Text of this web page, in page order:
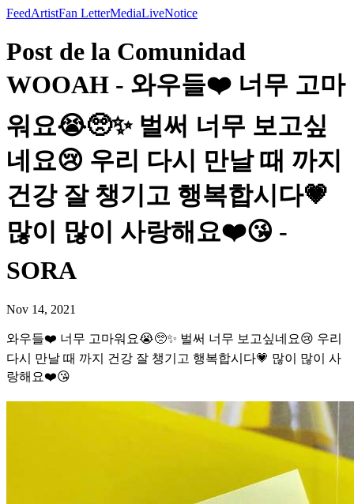
FeedArtistFan LetterMediaLiveNotice
Post de la Comunidad
WOOAH - 와우들❤️ 너무 고마
워요😭🥺✨ 벌써 너무 보고싶
네요😢 우리 다시 만날 때 까지
건강 잘 챙기고 행복합시다💗
많이 많이 사랑해요❤️😘 -
SORA
Nov 14, 2021
와우들❤️ 너무 고마워요😭🥺✨ 벌써 너무 보고싶네요😢 우리
다시 만날 때 까지 건강 잘 챙기고 행복합시다💗 많이 많이 사
랑해요❤️😘